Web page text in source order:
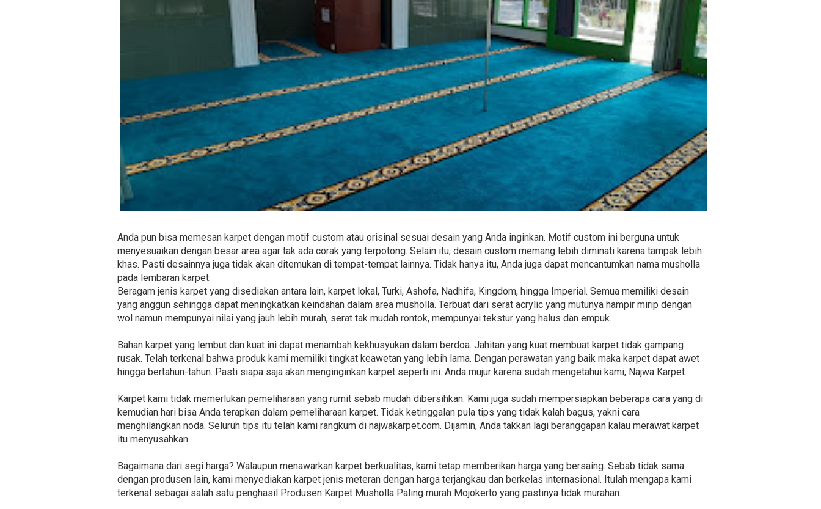
Anda pun bisa memesan karpet dengan motif custom atau orisinal sesuai desain yang Anda inginkan. Motif custom ini berguna untuk
menyesuaikan dengan besar area agar tak ada corak yang terpotong. Selain itu, desain custom memang lebih diminati karena tampak lebih
khas. Pasti desainnya juga tidak akan ditemukan di tempat-tempat lainnya. Tidak hanya itu, Anda juga dapat mencantumkan nama musholla
pada lembaran karpet.
Beragam jenis karpet yang disediakan antara lain, karpet lokal, Turki, Ashofa, Nadhifa, Kingdom, hingga Imperial. Semua memiliki desain
yang anggun sehingga dapat meningkatkan keindahan dalam area musholla. Terbuat dari serat acrylic yang mutunya hampir mirip dengan
wol namun mempunyai nilai yang jauh lebih murah, serat tak mudah rontok, mempunyai tekstur yang halus dan empuk.
Bahan karpet yang lembut dan kuat ini dapat menambah kekhusyukan dalam berdoa. Jahitan yang kuat membuat karpet tidak gampang
rusak. Telah terkenal bahwa produk kami memiliki tingkat keawetan yang lebih lama. Dengan perawatan yang baik maka karpet dapat awet
hingga bertahun-tahun. Pasti siapa saja akan menginginkan karpet seperti ini. Anda mujur karena sudah mengetahui kami, Najwa Karpet.
Karpet kami tidak memerlukan pemeliharaan yang rumit sebab mudah dibersihkan. Kami juga sudah mempersiapkan beberapa cara yang di
kemudian hari bisa Anda terapkan dalam pemeliharaan karpet. Tidak ketinggalan pula tips yang tidak kalah bagus, yakni cara
menghilangkan noda. Seluruh tips itu telah kami rangkum di najwakarpet.com. Dijamin, Anda takkan lagi beranggapan kalau merawat karpet
itu menyusahkan.
Bagaimana dari segi harga? Walaupun menawarkan karpet berkualitas, kami tetap memberikan harga yang bersaing. Sebab tidak sama
dengan produsen lain, kami menyediakan karpet jenis meteran dengan harga terjangkau dan berkelas internasional. Itulah mengapa kami
terkenal sebagai salah satu penghasil Produsen Karpet Musholla Paling murah Mojokerto yang pastinya tidak murahan.